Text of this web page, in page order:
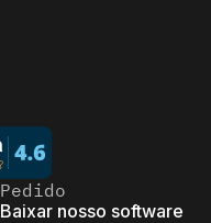
Pedido
Baixar nosso software